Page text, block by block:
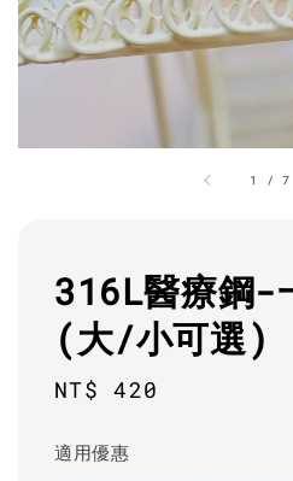
1 /7
316L醫療鋼-
(大/小可選)
Regular
NT$ 420
適用優惠